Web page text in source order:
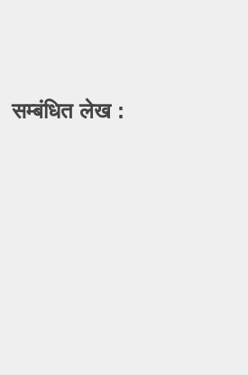
सम्बंधित लेख :